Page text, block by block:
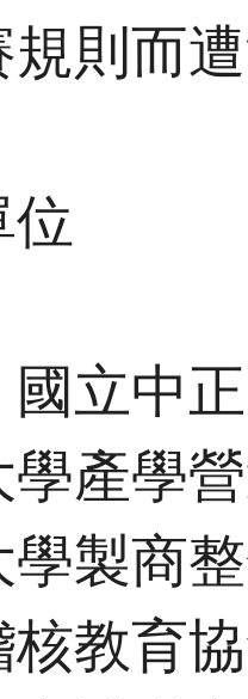
規則而
位
國立中
學產學
學製商
核教育